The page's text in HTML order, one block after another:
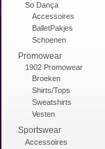
So Dança
Accessoires
BalletPakjes
Schoenen
Promowear
1902 Promowear
Broeken
Shirts/Tops
Sweatshirts
Vesten
Sportswear
Accessoires